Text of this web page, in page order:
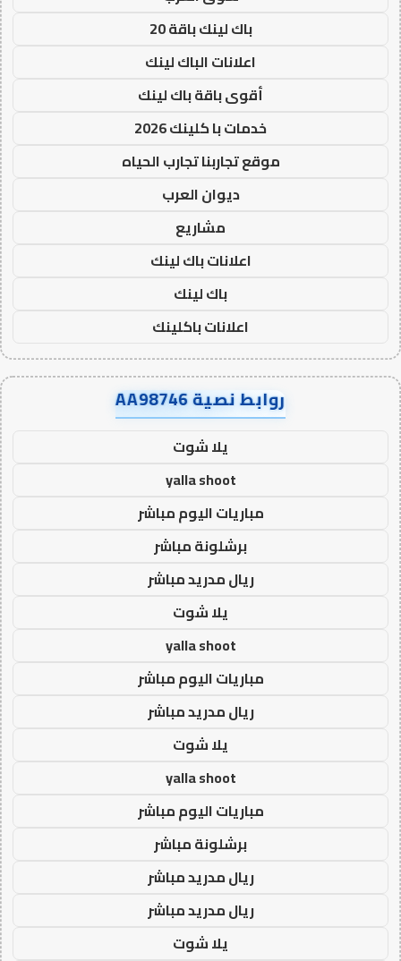
باك لينك باقة 20
اعلانات الباك لينك
أقوى باقة باك لينك
خدمات با كلينك 2026
موقع تجاربنا تجارب الحياه
ديوان العرب
مشاريع
اعلانات باك لينك
باك لينك
اعلانات باكلينك
روابط نصية AA98746
يلا شوت
yalla shoot
مباريات اليوم مباشر
برشلونة مباشر
ريال مدريد مباشر
يلا شوت
yalla shoot
مباريات اليوم مباشر
ريال مدريد مباشر
يلا شوت
yalla shoot
مباريات اليوم مباشر
برشلونة مباشر
ريال مدريد مباشر
ريال مدريد مباشر
يلا شوت